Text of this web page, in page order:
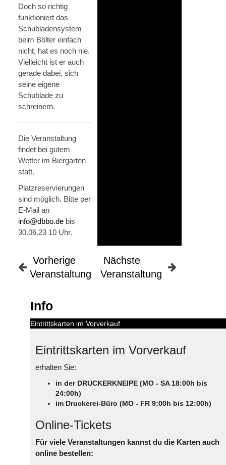
Doch so richtig
funktioniert das
Schubladensystem
beim Bölter einfach
nicht, hat es noch nie.
Vielleicht ist er auch
gerade dabei, sich
seine eigene
Schublade zu
schreinern.
Die Veranstaltung
findet bei gutem
Wetter im Biergarten
statt.
Platzreservierungen
sind möglich. Bitte per
E-Mail an
info@dbbo.de bis
30.06.23 10 Uhr.
Vorherige
Veranstaltung
Nächste
Veranstaltung
Info
Eintrittskarten im Vorverkauf
Eintrittskarten im Vorverkauf
erhalten Sie:
in der DRUCKERKNEIPE (MO - SA 18:00h bis
24:00h)
im Druckerei-Büro (MO - FR 9:00h bis 12:00h)
Online-Tickets
Für viele Veranstaltungen kannst du die Karten auch
online bestellen: